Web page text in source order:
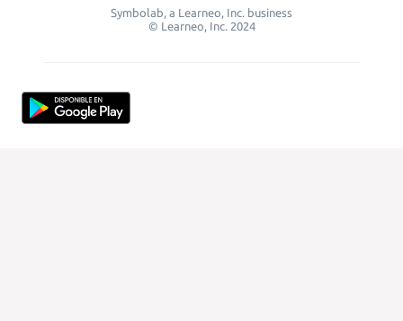
Symbolab, a Learneo, Inc. business
© Learneo, Inc. 2024